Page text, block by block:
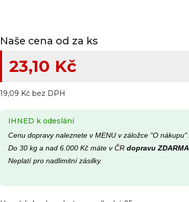
Naše cena od za ks
23,10 Kč
19,09 Kč bez DPH
IHNED k odeslání
Cenu dopravy naleznete v MENU v záložce "O nákupu".
Do 30 kg a nad 6.000 Kč máte v ČR dopravu ZDARMA
Neplatí pro nadlimitní zásilky.